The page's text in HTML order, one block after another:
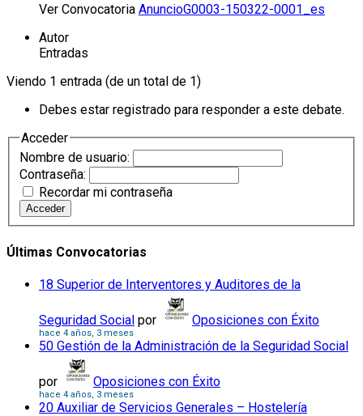
Ver Convocatoria AnuncioG0003-150322-0001_es
Autor
Entradas
Viendo 1 entrada (de un total de 1)
Debes estar registrado para responder a este debate.
Acceder
Nombre de usuario:
Contraseña:
Recordar mi contraseña
Acceder
Últimas Convocatorias
18 Superior de Interventores y Auditores de la
Seguridad Social por Oposiciones con Éxito
hace 4 años, 3 meses
50 Gestión de la Administración de la Seguridad Social
por Oposiciones con Éxito
hace 4 años, 3 meses
20 Auxiliar de Servicios Generales – Hostelería